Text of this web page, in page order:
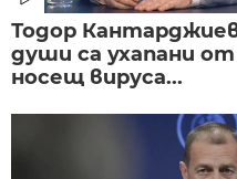
Тодор
души са ухапани
носещ вируса...